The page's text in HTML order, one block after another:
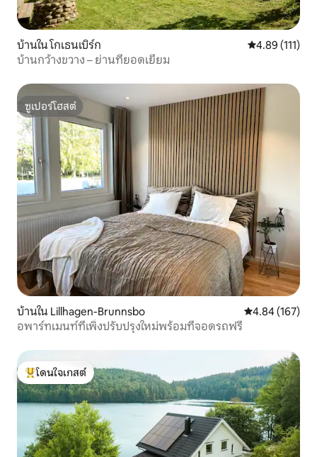
บ้านใน โกเธนเบิร์ก คะแนนเฉลี่ย
4.89 (111)
บ้านกว้างขวาง – ย่านที่ยอดเยี่ยม
ซูเปอร์โฮสต์
ซูเปอร์โฮสต์
บ้านใน Lillhagen-Brunnsbo คะแนนเฉลี่ย
4.84 (167)
อพาร์ทเมนท์ที่เพิ่งปรับปรุงใหม่พร้อมที่จอดรถฟรี
โดนใจเกสต์ที่สุด
โดนใจเกสต์